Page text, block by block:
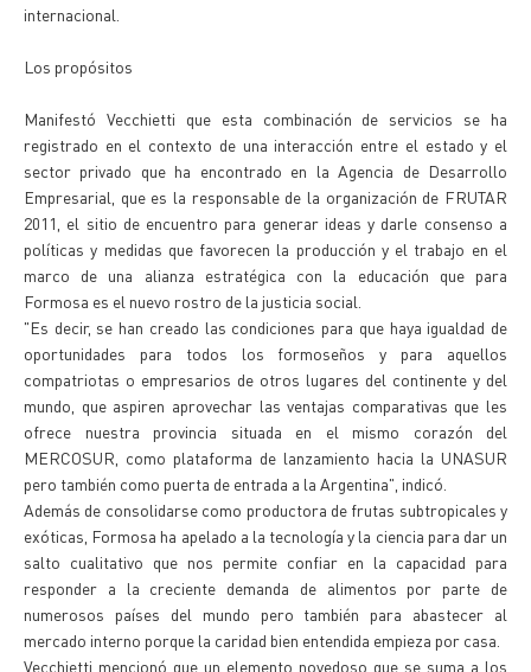
internacional.
Los propósitos
Manifestó Vecchietti que esta combinación de servicios se ha
registrado en el contexto de una interacción entre el estado y el
sector privado que ha encontrado en la Agencia de Desarrollo
Empresarial, que es la responsable de la organización de FRUTAR
2011, el sitio de encuentro para generar ideas y darle consenso a
políticas y medidas que favorecen la producción y el trabajo en el
marco de una alianza estratégica con la educación que para
Formosa es el nuevo rostro de la justicia social.
"Es decir, se han creado las condiciones para que haya igualdad de
oportunidades para todos los formoseños y para aquellos
compatriotas o empresarios de otros lugares del continente y del
mundo, que aspiren aprovechar las ventajas comparativas que les
ofrece nuestra provincia situada en el mismo corazón del
MERCOSUR, como plataforma de lanzamiento hacia la UNASUR
pero también como puerta de entrada a la Argentina", indicó.
Además de consolidarse como productora de frutas subtropicales y
exóticas, Formosa ha apelado a la tecnología y la ciencia para dar un
salto cualitativo que nos permite confiar en la capacidad para
responder a la creciente demanda de alimentos por parte de
numerosos países del mundo pero también para abastecer al
mercado interno porque la caridad bien entendida empieza por casa.
Vecchietti mencionó que un elemento novedoso que se suma a los